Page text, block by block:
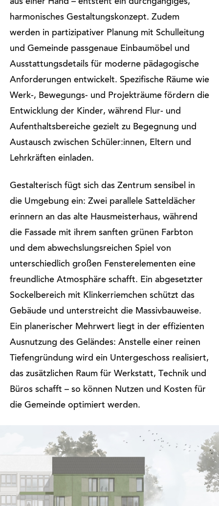
aus einer Hand – entsteht ein durchgängiges,
harmonisches Gestaltungskonzept. Zudem
werden in partizipativer Planung mit Schulleitung
und Gemeinde passgenaue Einbaumöbel und
Ausstattungsdetails für moderne pädagogische
Anforderungen entwickelt. Spezifische Räume wie
Werk-, Bewegungs- und Projekträume fördern die
Entwicklung der Kinder, während Flur- und
Aufenthaltsbereiche gezielt zu Begegnung und
Austausch zwischen Schüler:innen, Eltern und
Lehrkräften einladen.
Gestalterisch fügt sich das Zentrum sensibel in
die Umgebung ein: Zwei parallele Satteldächer
erinnern an das alte Hausmeisterhaus, während
die Fassade mit ihrem sanften grünen Farbton
und dem abwechslungsreichen Spiel von
unterschiedlich großen Fensterelementen eine
freundliche Atmosphäre schafft. Ein abgesetzter
Sockelbereich mit Klinkerriemchen schützt das
Gebäude und unterstreicht die Massivbauweise.
Ein planerischer Mehrwert liegt in der effizienten
Ausnutzung des Geländes: Anstelle einer reinen
Tiefengründung wird ein Untergeschoss realisiert,
das zusätzlichen Raum für Werkstatt, Technik und
Büros schafft – so können Nutzen und Kosten für
die Gemeinde optimiert werden.